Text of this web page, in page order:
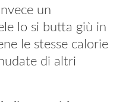
un
lo si butta giù in
le stesse calorie
di altri